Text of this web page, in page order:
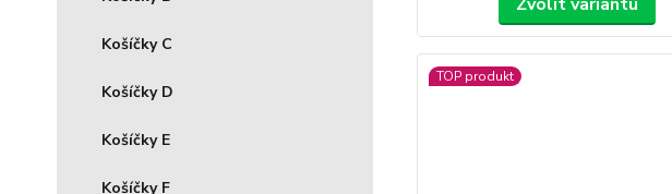
Košíčky C
Košíčky D
Košíčky E
Košíčky F
TOP produkt